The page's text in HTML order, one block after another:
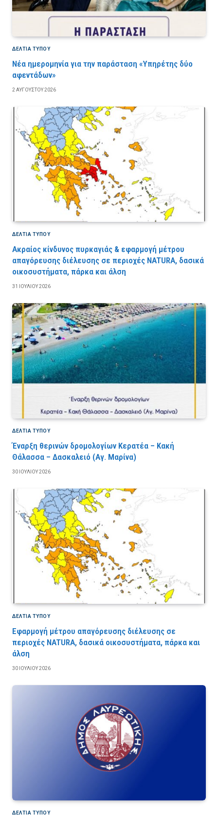
ΔΕΛΤΙΑ ΤΥΠΟΥ
Νέα ημερομηνία για την παράσταση «Υπηρέτης δύο
αφεντάδων»
2 ΑΥΓΟΎΣΤΟΥ 2026
ΔΕΛΤΙΑ ΤΥΠΟΥ
Ακραίος κίνδυνος πυρκαγιάς & εφαρμογή μέτρου
απαγόρευσης διέλευσης σε περιοχές NATURA, δασικά
οικοσυστήματα, πάρκα και άλση
31 ΙΟΥΛΊΟΥ 2026
ΔΕΛΤΙΑ ΤΥΠΟΥ
Έναρξη θερινών δρομολογίων Κερατέα – Κακή
Θάλασσα – Δασκαλειό (Αγ. Μαρίνα)
30 ΙΟΥΛΊΟΥ 2026
ΔΕΛΤΙΑ ΤΥΠΟΥ
Εφαρμογή μέτρου απαγόρευσης διέλευσης σε
περιοχές NATURA, δασικά οικοσυστήματα, πάρκα και
άλση
30 ΙΟΥΛΊΟΥ 2026
ΔΕΛΤΙΑ ΤΥΠΟΥ